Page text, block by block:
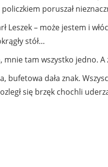
poruszał
Leszek – może jestem i
stół…
mnie tam wszystko jedno.
bufetowa dała znak.
się brzęk chochli